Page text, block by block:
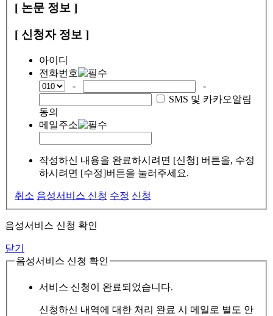
[ 논문 정보 ]
[ 신청자 정보 ]
아이디
전화번호
-
-
SMS 및 카카오알림
동의
메일주소
작성하신 내용을 완료하시려면 [신청] 버튼을, 수정
하시려면 [수정]버튼을 눌러주세요.
취소 음성서비스 신청 수정 신청
음성서비스 신청 확인
닫기
음성서비스 신청 확인
서비스 신청이 완료되었습니다.
신청하신 내역에 대한 처리 완료 시 메일로 별도 안